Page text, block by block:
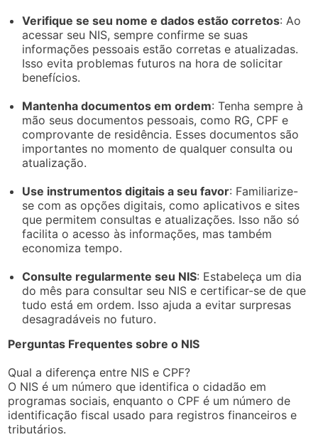
Verifique se seu nome e dados estão corretos: Ao
acessar seu NIS, sempre confirme se suas
informações pessoais estão corretas e atualizadas.
Isso evita problemas futuros na hora de solicitar
benefícios.
Mantenha documentos em ordem: Tenha sempre à
mão seus documentos pessoais, como RG, CPF e
comprovante de residência. Esses documentos são
importantes no momento de qualquer consulta ou
atualização.
Use instrumentos digitais a seu favor: Familiarize-
se com as opções digitais, como aplicativos e sites
que permitem consultas e atualizações. Isso não só
facilita o acesso às informações, mas também
economiza tempo.
Consulte regularmente seu NIS: Estabeleça um dia
do mês para consultar seu NIS e certificar-se de que
tudo está em ordem. Isso ajuda a evitar surpresas
desagradáveis no futuro.
Perguntas Frequentes sobre o NIS
Qual a diferença entre NIS e CPF?
O NIS é um número que identifica o cidadão em
programas sociais, enquanto o CPF é um número de
identificação fiscal usado para registros financeiros e
tributários.